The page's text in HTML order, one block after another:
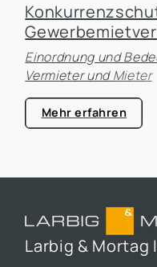
Einordnung und
Vermieter und Mieter
Mehr erfahren
Larbig & Mortag